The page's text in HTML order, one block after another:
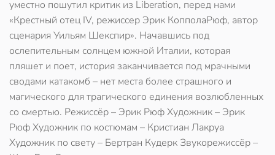
уместно пошутил критик из Liberation, перед нами
«Крестный отец IV, режиссер Эрик КопполаРюф, автор
сценария Уильям Шекспир». Начавшись под
ослепительным солнцем южной Италии, которая
пляшет и поет, история заканчивается под мрачными
сводами катакомб – нет места более страшного и
магического для трагического единения возлюбленных
со смертью. Режиссёр – Эрик Рюф Художник – Эрик
Рюф Художник по костюмам – Кристиан Лакруа
Художник по свету – Бертран Кудерк Звукорежиссёр –